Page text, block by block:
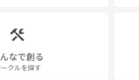
なで創る
クルを探す